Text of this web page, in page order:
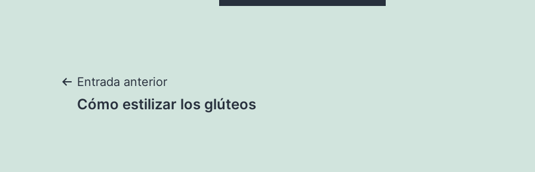
Navegación
Entrada anterior
Cómo estilizar los glúteos